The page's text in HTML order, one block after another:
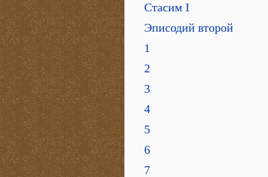
Стасим I
Эписодий второй
1
2
3
4
5
6
7